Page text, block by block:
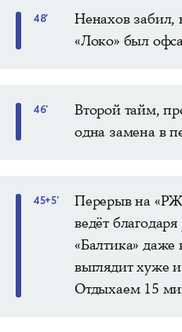
48'
Ненахов забил,
«Локо» был
46'
Второй тайм,
одна замена в
45+5'
Перерыв на
ведёт
«Балтика»
выглядит хуже
Отдыхаем 15